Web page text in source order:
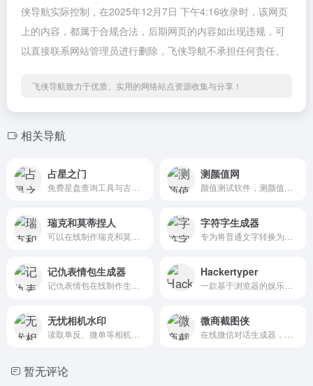
侠导航实际控制，在2025年12月7日 下午4:16收录时，该网页
上的内容，都属于合规合法，后期网页的内容如出现违规，可
以直接联系网站管理员进行删除，飞侠导航不承担任何责任。
飞侠导航致力于优质、实用的网络站点资源收集与分享！
相关导航
占星之门 测颜值网
瑞克和莫蒂捏人 字符字生成器
记仇表情包生成器 Hackertyper
无忧相机水印 微商截图侠
暂无评论